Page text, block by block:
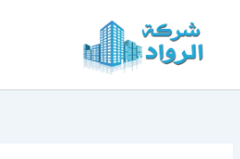
المحتوى